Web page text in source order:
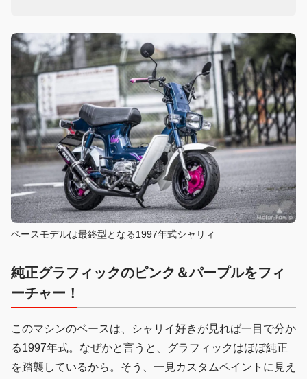
ベースモデルは最終型となる1997年式シャリィ
純正グラフィックのピンク＆パープルをフィ
ーチャー！
このマシンのベースは、シャリイ好きが見れば一目で分か
る1997年式。なぜかと言うと、グラフィックはほぼ純正
を踏襲しているから。そう、一見カスタムペイントに見え